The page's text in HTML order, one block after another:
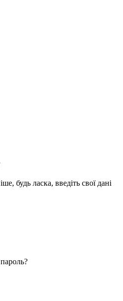
будь ласка, введіть свої дані